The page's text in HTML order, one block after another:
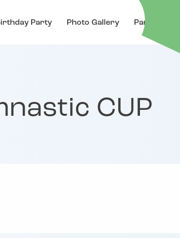
Party Photo Gallery Parent
CUP